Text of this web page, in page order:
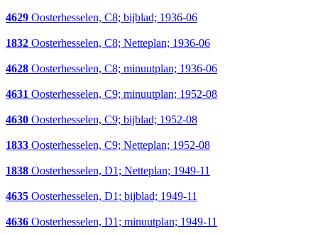
4629 Oosterhesselen, C8; bijblad; 1936-06
1832 Oosterhesselen, C8; Netteplan; 1936-06
4628 Oosterhesselen, C8; minuutplan; 1936-06
4631 Oosterhesselen, C9; minuutplan; 1952-08
4630 Oosterhesselen, C9; bijblad; 1952-08
1833 Oosterhesselen, C9; Netteplan; 1952-08
1838 Oosterhesselen, D1; Netteplan; 1949-11
4635 Oosterhesselen, D1; bijblad; 1949-11
4636 Oosterhesselen, D1; minuutplan; 1949-11